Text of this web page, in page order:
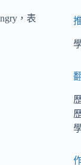
，表